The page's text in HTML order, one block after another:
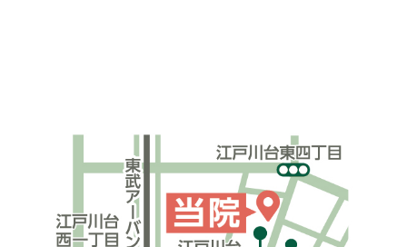
一般のお知らせ
にきび治療（ケミカルピーリング：サルチル